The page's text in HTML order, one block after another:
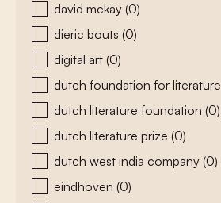
david mckay (0)
dieric bouts (0)
digital art (0)
dutch foundation for literature
dutch literature foundation (0)
dutch literature prize (0)
dutch west india company (0)
eindhoven (0)